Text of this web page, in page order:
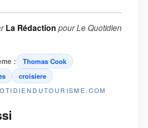
La Rédaction pourLe Quotidien
:
Thomas Cook
croisiere